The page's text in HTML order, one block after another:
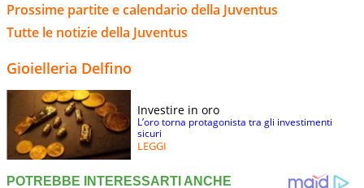
Prossime partite e calendario della Juventus
Tutte le notizie della Juventus
Gioielleria Delfino
Investire in oro
L’oro torna protagonista tra gli investimenti
sicuri
LEGGI